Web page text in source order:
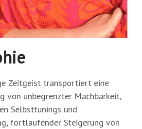
Zeitgeist transportiert eine
von unbegrenzter Machbarkeit,
Selbsttunings und
fortlaufender Steigerung von